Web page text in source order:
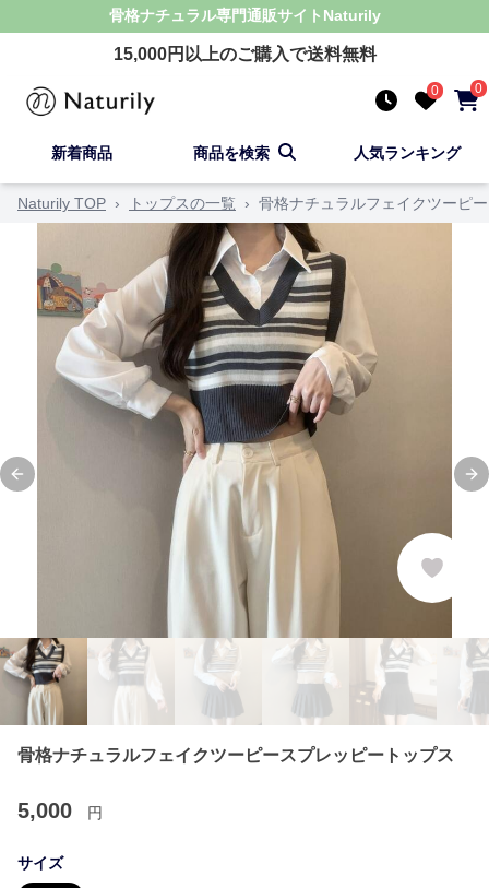
骨格ナチュラル専門通販サイト Naturily
15,000円以上のご購入で送料無料
0 0
新着商品 商品を検索 人気ランキング
Naturily TOP › トップスの一覧 › 骨格ナチュラルフェイクツーピ
Previous slide
骨格ナチュラルフェイクツーピースプレッピートップス
5,000 円
サイズ